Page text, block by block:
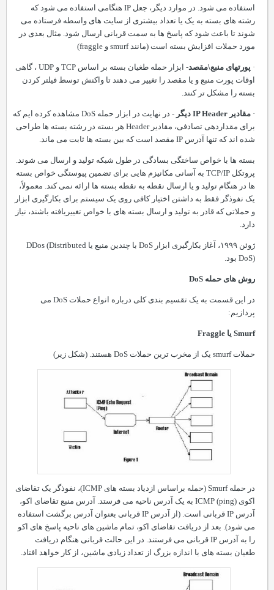
استفاده می شود. در موارد دیگر، جعلIP هنگامی استفاده می شود که
رشته های بسته به یک یا تعدادبیشتری ازسایت های واسطه فرستاده می
شوند تا باعث شود که پاسخ ها به سمت قربانی ارسال شود. مثال بعدی در
مورد حملات افزایش بسته است (مانندsmurfوfraggle
)
پورتهای منبع\مقصد- ابزار حمله طغیان بسته بر اساسTCPوUDP ،گاهی
اوقات پورت منبع و یا مقصد را تغییر می دهند تا واکنش توسط فیلتر کردن
بسته را مشکل تر کنند.
مقادیرIP Headerدیگر- در نهایت در ابزار حملهDoSمشاهده کرده ایم که
برای مقداردهی تصادفی، مقادیرHeaderهر بسته در رشته بسته ها طراحی
شده اند که تنها آدرسIP مقصد است که بین بسته ها ثابت می ماند.
بسته ها با خواص ساختگی بسادگی در طول شبکه تولید و ارسال می شوند.
پروتکلTCP/IPبه آسانی مکانیزم هایی برای تضمین پیوستگی خواص بسته
ها در هنگام تولید و یا ارسال نقطه به نقطه بسته ها ارائه نمی کند. معمولاً،
یک نفوذگر فقط به داشتن اختیار کافی روی یک سیستم برای بکارگیری ابزار
و حملاتی که قادر به تولید و ارسال بسته های با خواص تغییریافته باشند، نیاز
دارد.
ژوئن ۱۹۹۹، آغاز بکارگیری ابزار DoSبا چندین منبع یا DDos(Distributed
DoS
روش های حملهDoS
در این قسمت به یک تقسیم بندی کلی درباره انواع حملاتDoSمی
پردازیم:
SmurfیاFraggle
حملاتsmurfیک از مخرب ترین حملاتDoSهستند. (شکل زیر)
در حملهSmurf(حمله براساس ازدیاد بسته هایICMP)، نفوذگر یک تقاضای
اکوی
ICMP(ping
) به یک آدرس ناحیه می فرستد. آدرس منبع تقاضای اکو،
آدرسIP قربانی است. (از آدرسIP قربانی بعنوان آدرس برگشت استفاده
می شود). بعد از دریافت تقاضای اکو، تمام ماشین های ناحیه پاسخ های اکو
را به آدرسIP قربانی می فرستند. در این حالت قربانی هنگام دریافت
طغیان بسته های با اندازه بزرگ از تعداد زیادی ماشین، از کار خواهد افتاد.